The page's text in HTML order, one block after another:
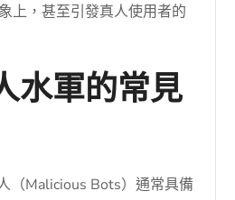
上，甚至引發真人使用者的
水軍的常見
（Malicious Bots）通常具備